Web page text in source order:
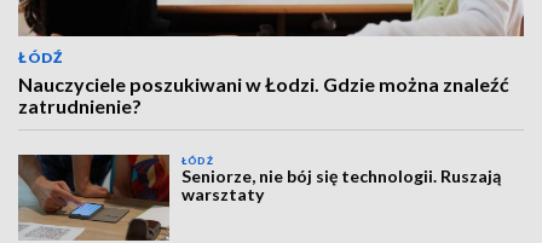
ŁÓDŹ
Nauczyciele poszukiwani w Łodzi. Gdzie można znaleźć
zatrudnienie?
ŁÓDŹ
Seniorze, nie bój się technologii. Ruszają
warsztaty